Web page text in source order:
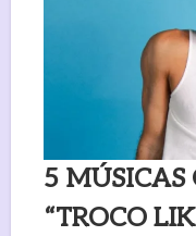
5 MÚSICAS
“TROCO